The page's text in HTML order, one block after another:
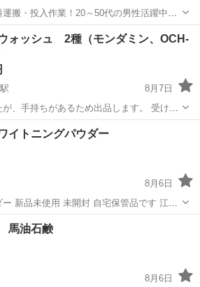
運搬・投入作業！20～50代の男性活躍中★
会社負担！年間休日130日★フォークリフ
！就業先食堂利用可★《神奈川県相模原
◇電...
橋本駅
ォッシュ 2種（モンダミン、OCH-
8月7日
、手持ちがあるため出品します。 受け取
さい。 ノークレームノーリターンでお願
町駅 その他 モンダミン
イトニングパウダー
8月6日
新品未使用 未開封 自宅保管品です 江戸
に来れる方へ
他 ホワイトニング
馬油石鹸
8月6日